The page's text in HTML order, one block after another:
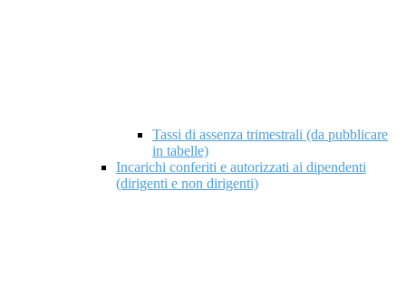
Tassi di assenza trimestrali (da pubblicare
in tabelle)
Incarichi conferiti e autorizzati ai dipendenti
(dirigenti e non dirigenti)